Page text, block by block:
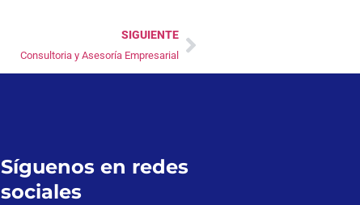
SIGUIENTE
Consultoria y Asesoría Empresarial
Síguenos en redes
sociales